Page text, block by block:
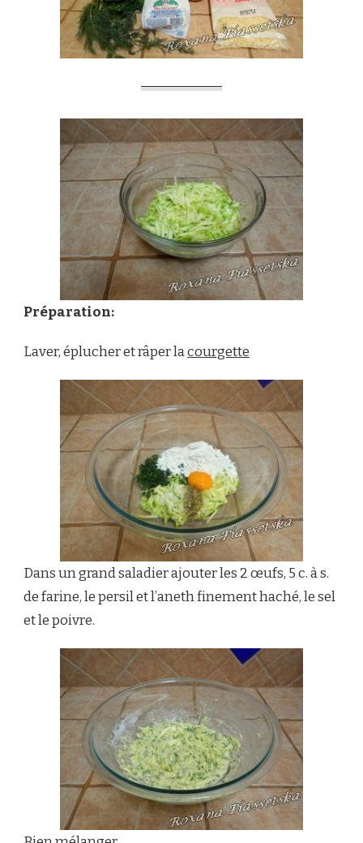
Préparation:
Laver, éplucher et râper lacourgette
Dans un grand saladier ajouter les 2 œufs, 5 c. à s.
de farine, le persil et l’aneth finement haché, le sel
et le poivre.